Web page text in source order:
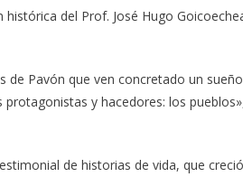
del Prof. José Hugo
de Pavón que ven concretado un
y hacedores: los
de historias de vida, que creció